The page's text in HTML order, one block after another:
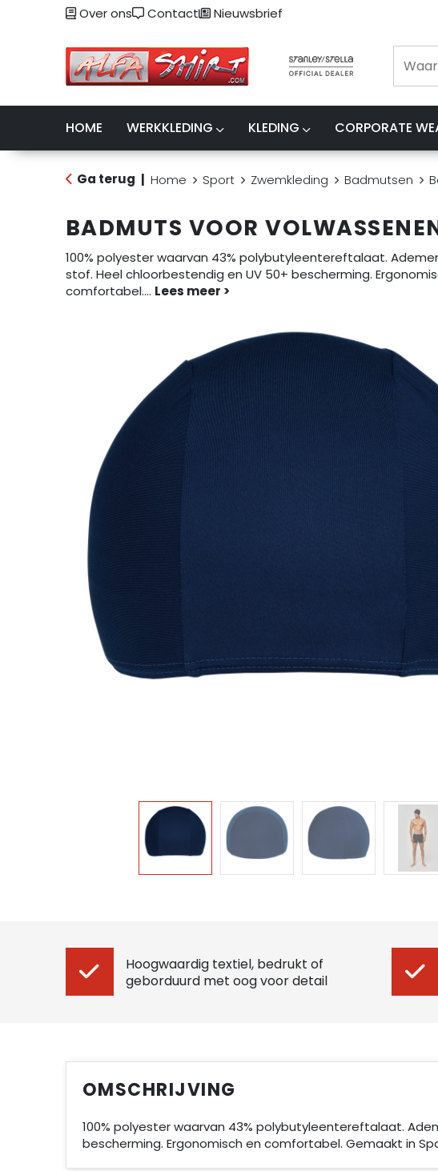
Over ons Contact Nieuwsbrief
HOME WERKKLEDING KLEDING CORPORATE
Ga terug Home Sport Zwemkleding Badmutsen
BADMUTS VOOR
100% polyester waarvan 43% polybutyleentereftalaat.
stof. Heel chloorbestendig en UV 50+ bescherming.
comfortabel....
Hoogwaardig textiel, bedrukt of
geborduurd met oog voor detail
OMSCHRIJVING
100% polyester waarvan 43% polybutyleentereftalaat.
bescherming. Ergonomisch en comfortabel. Gemaakt in